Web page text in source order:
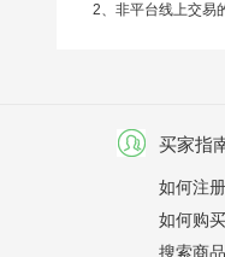
2、非平台线上交易
买家指
如何注册
如何购买
搜索商品